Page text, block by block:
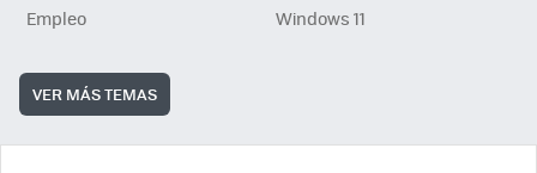
Empleo
Windows 11
VER MÁS TEMAS